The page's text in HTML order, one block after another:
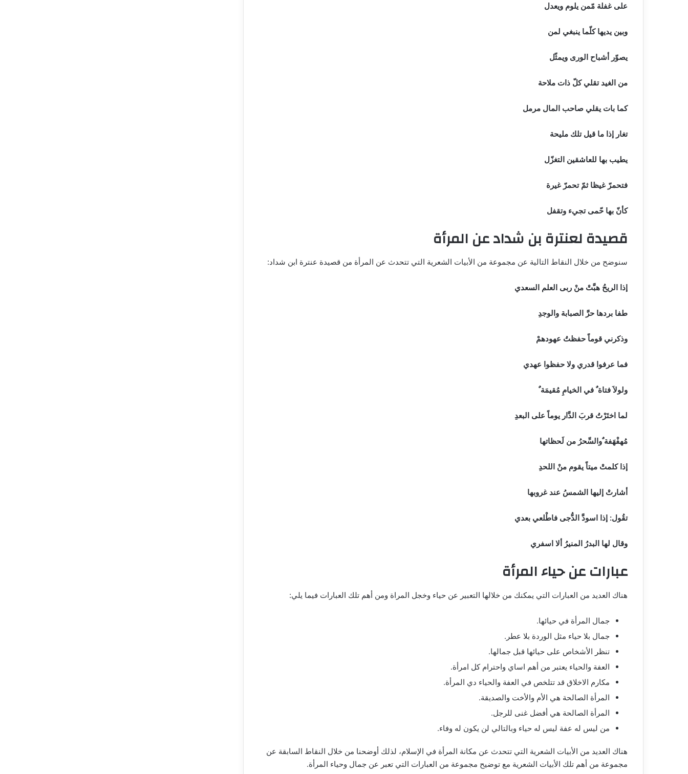
على غفلة مّمن يلوم ويعدل
وبين يديها كلّما ينبغي لمن
يصوّر أشباح الورى ويمثّل
من الغيد تقلي كلّ ذات ملاحة
كما بات يقلي صاحب المال مرمل
تغار إذا ما قيل تلك مليحة
يطيب بها للعاشقين التغزّل
فتحمرّ غيظا ثمّ تحمرّ غيرة
كأنّ بها حّمى تجيء وتقفل
قصيدة لعنترة بن شداد عن المرأة
سنوضح من خلال النقاط التالية عن مجموعة من الأبيات الشعرية التي تتحدث عن المرأة من قصيدة عنترة ابن شداد:
إذا الريحُ هبَّتْ منْ ربى العلم السعدي
طفا بردها حرَّ الصبابة والوجدِ
وذكرني قوماً حفظتُ عهودهمْ
فما عرفوا قدري ولا حفظوا عهدي
ولولاَ فتاة ٌ في الخيامِ مُقيمَة ٌ
لما اختَرْتُ قربَ الدَّار يوماً على البعدِ
مُهفْهَفة ٌوالسِّحرُ من لَحظاتها
إذا كلمتْ ميتاً يقوم منْ اللحدِ
أشارتْ إليها الشمسُ عند غروبها
تقُول: إذا اسودَّ الدُّجى فاطْلعي بعدي
وقال لها البدرُ المنيرُ ألا اسفري
عبارات عن حياء المرأة
هناك العديد من العبارات التي يمكنك من خلالها التعبير عن حياء وخجل المراة ومن أهم تلك العبارات فيما يلي:
جمال المرأة في حيائها.
جمال بلا حياء مثل الوردة بلا عطر.
تنظر الأشخاص على حيائها قبل جمالها.
العفة والحياء يعتبر من أهم اساي واحترام كل امرأة.
مكارم الاخلاق قد تتلخص في العفة والحياء دي المرأة.
المرأة الصالحة هي الأم والأخت والصديقة.
المرأة الصالحة هي أفضل غنى للرجل.
من ليس له عفة ليس له حياء وبالتالي لن يكون له وفاء.
هناك العديد من الأبيات الشعرية التي تتحدث عن مكانة المرأة في الإسلام، لذلك أوضحنا من خلال النقاط السابقة عن
مجموعة من أهم تلك الأبيات الشعرية مع توضيح مجموعة من العبارات التي تعبر عن جمال وحياء المرأة.